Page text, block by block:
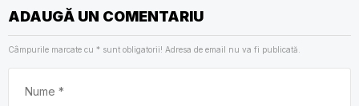
ADAUGĂ UN COMENTARIU
Câmpurile marcate cu * sunt obligatorii! Adresa de email nu va fi publicată.